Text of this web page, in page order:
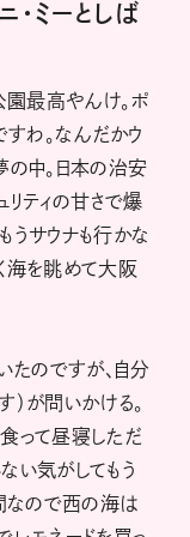
・ミーとしば
園最高やんけ。ポ
わ。なんだかウ
の中。日本の治安
リティの甘さで爆
うサウナも行かな
海を眺めて大阪
たのですが、自分
）が問いかける。
食って昼寝しただ
い気がしてもう
なので西の海は